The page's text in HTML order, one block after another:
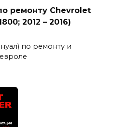
ремонту Chevrolet
2012 – 2016)
по ремонту и